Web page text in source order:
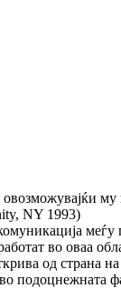
NY 1993)
во оваа
од страна
подоцнежната